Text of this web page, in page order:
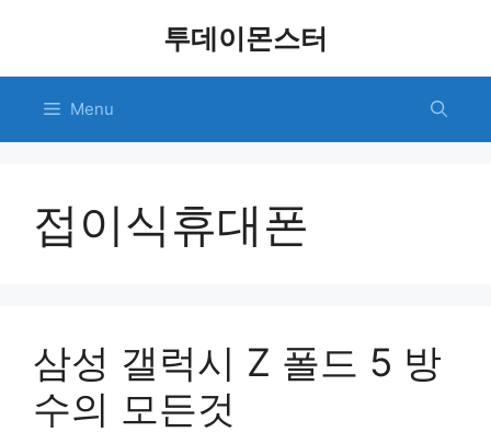
투데이몬스터
Menu
접이식휴대폰
삼성 갤럭시 Z 폴드 5 방
수의 모든것